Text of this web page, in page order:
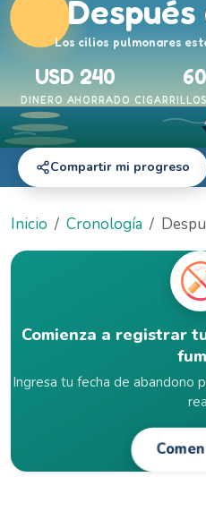
Después
Los cilios pulmonares
USD 240
DINERO AHORRADO
Compartir mi progreso
Inicio Cronología
Comienza a registrar
Ingresa tu fecha de abandono